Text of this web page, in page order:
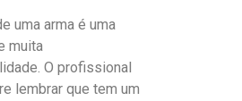
uma arma é uma
muita
O profissional
lembrar que tem um